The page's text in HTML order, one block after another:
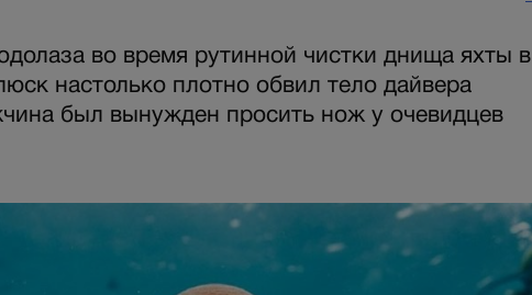
во время рутинной чистки днища яхты в
настолько плотно обвил тело дайвера
был вынужден просить нож у очевидцев